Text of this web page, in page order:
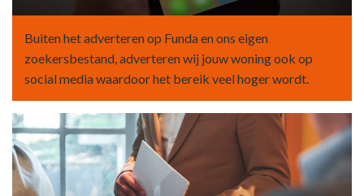
Buiten het adverteren op Funda en ons eigen
zoekersbestand, adverteren wij jouw woning ook op
social media waardoor het bereik veel hoger wordt.